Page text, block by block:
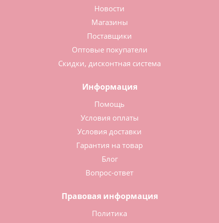
Новости
Магазины
Поставщики
Оптовые покупатели
Скидки, дисконтная система
Информация
Помощь
Условия оплаты
Условия доставки
Гарантия на товар
Блог
Вопрос-ответ
Правовая информация
Политика